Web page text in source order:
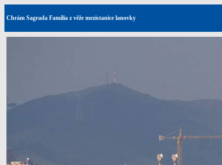
Chrám Sagrada Família z věže mezistanice lanovky